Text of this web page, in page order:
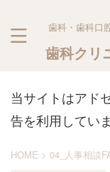
歯科・歯科口
歯科クリ
当サイトはアド
告を利用していま
HOME > 04_人事相談